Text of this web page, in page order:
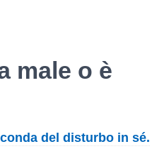
male o è
del disturbo in sé.